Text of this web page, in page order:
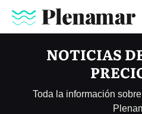
NOTICIAS
Toda la información